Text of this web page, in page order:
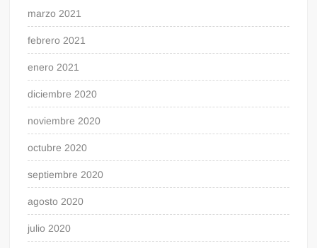
marzo 2021
febrero 2021
enero 2021
diciembre 2020
noviembre 2020
octubre 2020
septiembre 2020
agosto 2020
julio 2020